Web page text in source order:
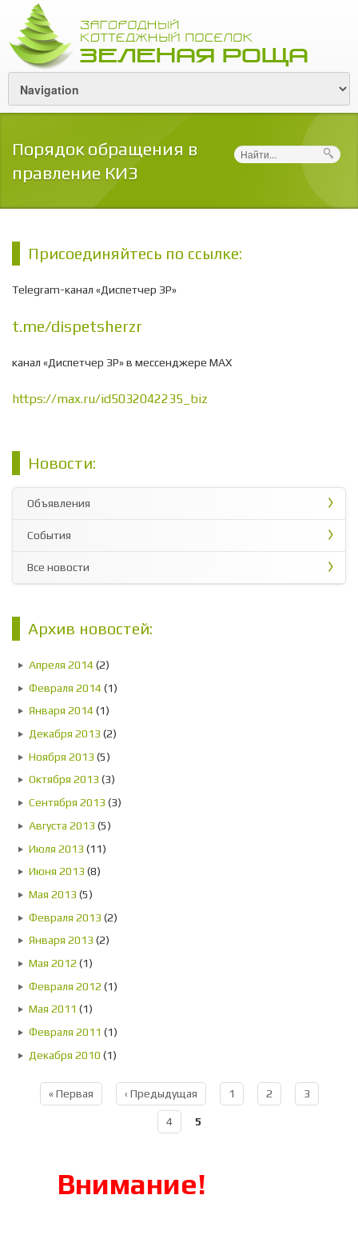
Порядок обращения в
правление КИЗ
Поиск
Присоединяйтесь по ссылке:
Telegram-канал «Диспетчер ЗР»
t.me/dispetsherzr
канал «Диспетчер ЗР» в мессенджере МАХ
https://max.ru/id5032042235_biz
Новости:
Объявления
События
Все новости
Архив новостей:
Апреля 2014 (2)
Февраля 2014 (1)
Января 2014 (1)
Декабря 2013 (2)
Ноября 2013 (5)
Октября 2013 (3)
Сентября 2013 (3)
Августа 2013 (5)
Июля 2013 (11)
Июня 2013 (8)
Мая 2013 (5)
Февраля 2013 (2)
Января 2013 (2)
Мая 2012 (1)
Февраля 2012 (1)
Мая 2011 (1)
Февраля 2011 (1)
Декабря 2010 (1)
Страницы
« Первая ‹ Предыдущая 1 2 3
4 5
Внимание!